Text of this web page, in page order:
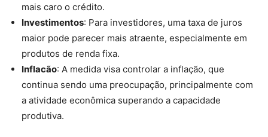
mais caro o crédito.
Investimentos: Para investidores, uma taxa de juros
maior pode parecer mais atraente, especialmente em
produtos de renda fixa.
Inflacão: A medida visa controlar a inflação, que
continua sendo uma preocupação, principalmente com
a atividade econômica superando a capacidade
produtiva.